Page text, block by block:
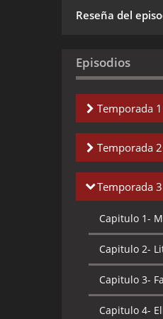
Reseña del
Episodios
Temporada 1
Capitulo 1-
Capitulo 2-El
Capitulo 3-
Capitulo 4-
Capitulo 5-
Capitulo 6-
Temporada 2
Capitulo 1-
Temporada 3
Capitulo 1-
Capitulo 2-
Capitulo 3-
Capitulo 4-